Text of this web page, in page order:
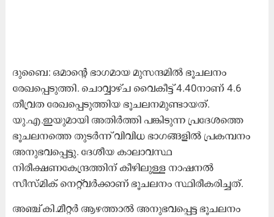
ദുബൈ: ഒമാന്‍റെ ഭാഗമായ മുസന്ദമിൽ ഭൂചലനം
രേഖപ്പെടുത്തി. ചൊവ്വാഴ്ച വൈകീട്ട് 4.40നാണ്​ 4.6
തീവ്രത രേഖപ്പെടുത്തിയ ഭൂചലനമുണ്ടായത്​.
യു.എ.ഇയുമായി അതിർത്തി പങ്കിടുന്ന പ്രദേശത്തെ
ഭൂചലനത്തെ തുടർന്ന്​ വിവിധ ഭാഗങ്ങളിൽ പ്രകമ്പനം
അനുഭവപ്പെട്ടു. ദേശീയ കാലാവസ്ഥ
നിരീക്ഷണകേന്ദ്രത്തിന്​ കീഴിലുള്ള നാഷനൽ
സീസ്മിക്​ നെറ്റ്​വർക്കാണ്​ ഭൂചലനം സ്ഥിരീകരിച്ചത്​.
അഞ്ച് കി.മീറ്റർ ആഴത്താൽ അനുഭവപ്പെട്ട ഭൂചലനം